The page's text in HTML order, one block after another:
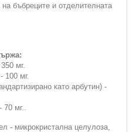
бъбреците и отделителната
мг.
100 мг.
като арбутин) -
мг..
- микрокристална целулоза,